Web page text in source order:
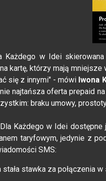
Każdego w Idei
kartę, którzy mają
się z innymi" - mówi Iwona
najtańsza oferta prepaid
braku umowy,
Każdego w Idei
taryfowym, jedynie z
SMS:
stała stawka za połączenia